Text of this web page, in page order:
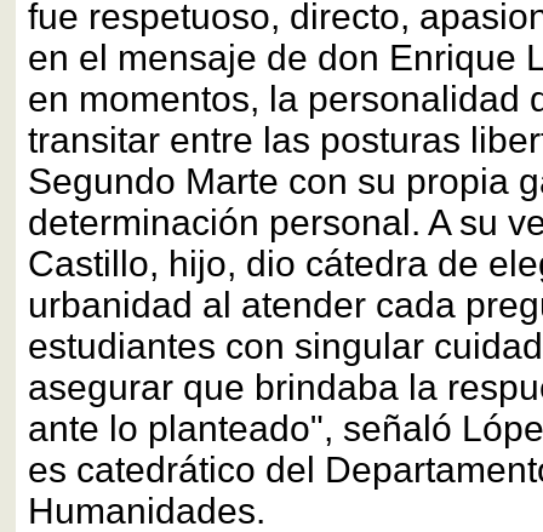
fue respetuoso, directo,
en el mensaje de don Enrique
en momentos, la personalidad
transitar entre las posturas
Segundo Marte con su propia
determinación personal. A su
Castillo, hijo, dio cátedra de
urbanidad al atender cada
estudiantes con singular
asegurar que brindaba la
ante lo planteado", señaló
es catedrático del
Humanidades.